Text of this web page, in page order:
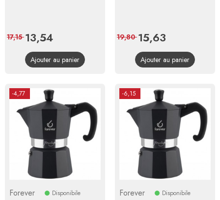
Prix
13,54
de
base
17,15
Ajouter au panier
Prix
15,63
de
base
19,80
Ajouter au panier
-4,77
Forever Disponibile
-6,15
Forever Disponibile